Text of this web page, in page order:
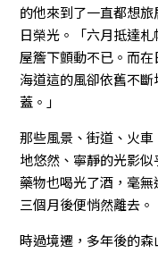
的他來到了一直都想
日榮光。「六月抵達
屋簷下顫動不已。而
海道這的風卻依舊不
蓋。」
那些風景、街道、火
地悠然、寧靜的光影
藥物也喝光了酒，毫
三個月後便悄然離去。
時過境遷，多年後的